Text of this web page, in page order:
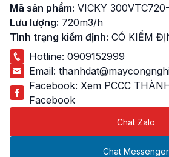
Mã sản phẩm: VICKY
Lưu lượng: 720m3/h
Tình trạng kiểm định: CÓ KIỂM
Hotline: 0909152999
Email:
Facebook: Xem PCCC
Facebook
Chat Zalo
Chat Messenger